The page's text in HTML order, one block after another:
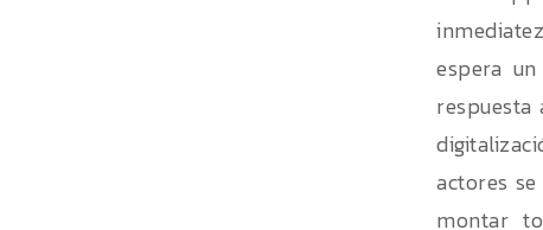
espera
actores
montar